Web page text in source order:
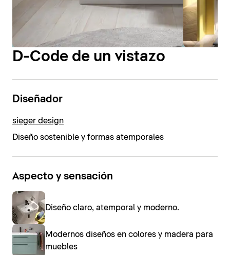
D-Code de un vistazo
Diseñador
sieger design
Diseño sostenible y formas atemporales
Aspecto y sensación
Diseño claro, atemporal y moderno.
Modernos diseños en colores y madera para
muebles